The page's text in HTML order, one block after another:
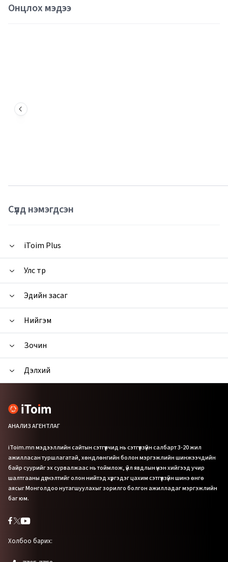
Онцлох мэдээ
Сүүлд нэмэгдсэн
iToim Plus
Улс төр
Эдийн засаг
Нийгэм
Зочин
Дэлхий
АНАЛИЗ АГЕНТЛАГ
iToim.mn мэдээллийн сайтын сэтгүүлчид нь сэтгүүлзүйн салбарт 3-20 жил
ажилласан туршлагатай, хөндлөнгийн болон мэргэжлийн шинжээчдийн
байр суурийг эх сурвалжаас нь тоймлож, үйл явдлын үнэн хийгээд учир
шалтгааны дүгнэлтийг олон нийтэд хүргэдэг цахим сэтгүүлзүйн шинэ өнгө
аясыг Монголдоо нутагшуулахыг зорилго болгон ажилладаг мэргэжлийн
баг юм.
Холбоо барих: